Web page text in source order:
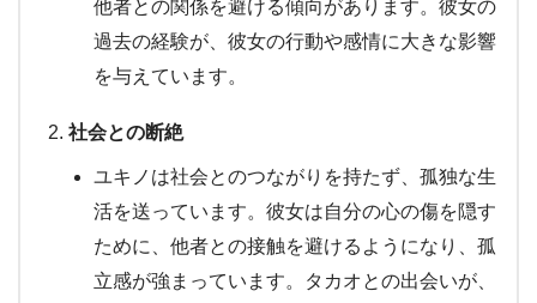
他者との関係を避ける傾向があります。彼女の
過去の経験が、彼女の行動や感情に大きな影響
を与えています。
社会との断絶
ユキノは社会とのつながりを持たず、孤独な生
活を送っています。彼女は自分の心の傷を隠す
ために、他者との接触を避けるようになり、孤
立感が強まっています。タカオとの出会いが、